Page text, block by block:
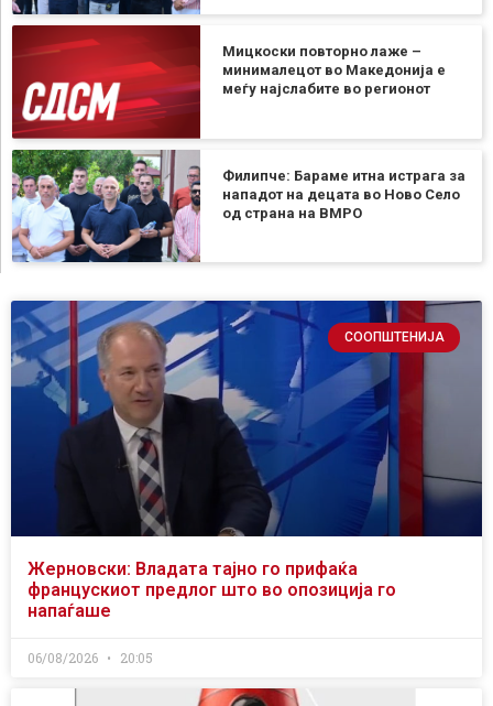
Мицкоски повторно лаже –
минималецот во Македонија е
меѓу најслабите во регионот
Филипче: Бараме итна истрага за
нападот на децата во Ново Село
од страна на ВМРО
СООПШТЕНИЈА
Жерновски: Владата тајно го прифаќа
францускиот предлог што во опозиција го
напаѓаше
06/08/2026 20:05